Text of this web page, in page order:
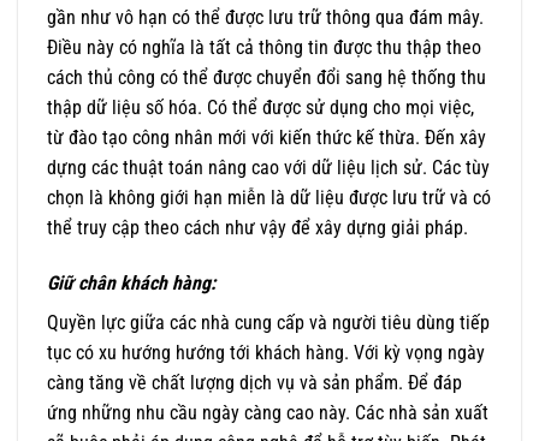
gần như vô hạn có thể được lưu trữ thông qua đám mây.
Điều này có nghĩa là tất cả thông tin được thu thập theo
cách thủ công có thể được chuyển đổi sang hệ thống thu
thập dữ liệu số hóa. Có thể được sử dụng cho mọi việc,
từ đào tạo công nhân mới với kiến ​​thức kế thừa. Đến xây
dựng các thuật toán nâng cao với dữ liệu lịch sử. Các tùy
chọn là không giới hạn miễn là dữ liệu được lưu trữ và có
thể truy cập theo cách như vậy để xây dựng giải pháp.
Giữ chân khách hàng:
Quyền lực giữa các nhà cung cấp và người tiêu dùng tiếp
tục có xu hướng hướng tới khách hàng. Với kỳ vọng ngày
càng tăng về chất lượng dịch vụ và sản phẩm. Để đáp
ứng những nhu cầu ngày càng cao này. Các nhà sản xuất